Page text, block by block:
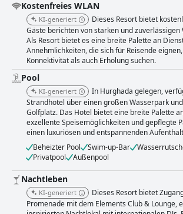
Kostenfreies WLAN
KI-generiert
Dieses Resort bietet
Gäste berichten von starken und zuverlässigen
Als Resort bietet es eine breite Palette an
Annehmlichkeiten, die sich für Reisende
Konnektivität als auch Erholung suchen.
Pool
KI-generiert
In Hurghada gelegen,
Strandhotel über einen großen Wasserpark
Golfplatz. Das Hotel bietet eine breite Palette
exzellente Speisemöglichkeiten und gepflegte
einen luxuriösen und entspannenden
Beheizter Pool
Swim-up-Bar
Privatpool
Außenpool
Nachtleben
KI-generiert
Dieses Resort bietet
Promenade mit dem Elements Club & Lounge,